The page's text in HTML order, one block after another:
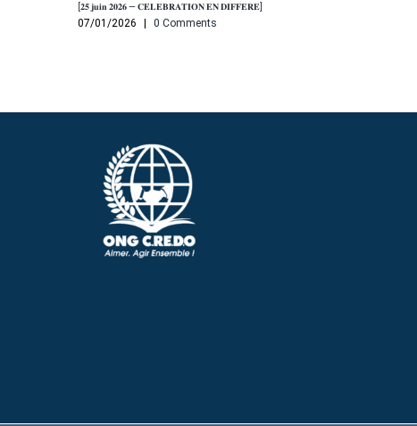
[𝟐𝟓 𝐣𝐮𝐢𝐧 𝟐𝟎𝟐𝟔 — 𝐂𝐄𝐋𝐄𝐁𝐑𝐀𝐓𝐈𝐎𝐍 𝐄𝐍 𝐃𝐈𝐅𝐅𝐄𝐑𝐄]
07/01/2026 | 0 Comments